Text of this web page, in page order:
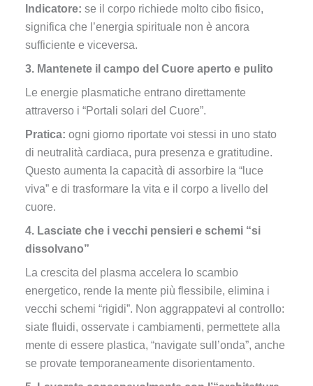
Indicatore: se il corpo richiede molto cibo fisico,
significa che l’energia spirituale non è ancora
sufficiente e viceversa.
3. Mantenete il campo del Cuore aperto e pulito
Le energie plasmatiche entrano direttamente
attraverso i “Portali solari del Cuore”.
Pratica: ogni giorno riportate voi stessi in uno stato
di neutralità cardiaca, pura presenza e gratitudine.
Questo aumenta la capacità di assorbire la “luce
viva” e di trasformare la vita e il corpo a livello del
cuore.
4. Lasciate che i vecchi pensieri e schemi “si
dissolvano”
La crescita del plasma accelera lo scambio
energetico, rende la mente più flessibile, elimina i
vecchi schemi “rigidi”. Non aggrappatevi al controllo:
siate fluidi, osservate i cambiamenti, permettete alla
mente di essere plastica, “navigate sull’onda”, anche
se provate temporaneamente disorientamento.